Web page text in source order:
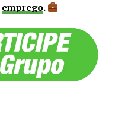
emprego.